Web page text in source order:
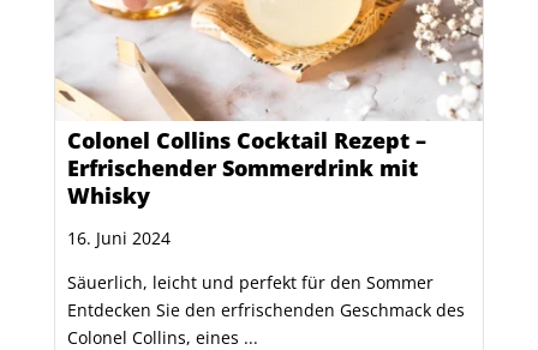
Colonel Collins Cocktail Rezept –
Erfrischender Sommerdrink mit
Whisky
16. Juni 2024
Säuerlich, leicht und perfekt für den Sommer
Entdecken Sie den erfrischenden Geschmack des
Colonel Collins, eines ...